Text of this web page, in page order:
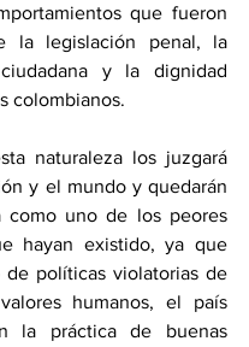
que fueron
la legislación penal, la
y la dignidad
colombianos.
naturaleza los juzgará
y el mundo y quedarán
como uno de los peores
hayan existido, ya que
políticas violatorias de
humanos, el país
la práctica de buenas